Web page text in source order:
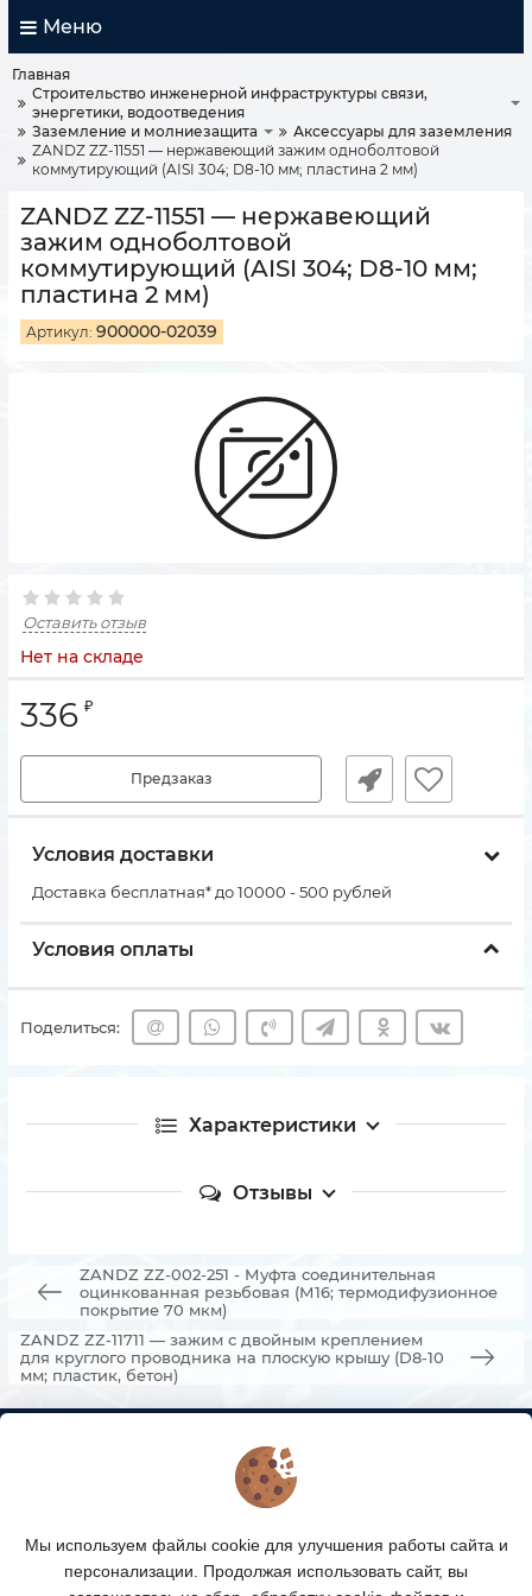
Меню
Главная
Строительство инженерной инфраструктуры связи,
энергетики, водоотведения
Заземление и молниезащита
Аксессуары для заземления
ZANDZ ZZ-11551 — нержавеющий зажим одноболтовой
коммутирующий (AISI 304; D8-10 мм; пластина 2 мм)
ZANDZ ZZ-11551 — нержавеющий
зажим одноболтовой
коммутирующий (AISI 304; D8-10 мм;
пластина 2 мм)
Артикул: 900000-02039
Оставить отзыв
Нет на складе
336 ₽
Предзаказ
Условия доставки
Доставка бесплатная* до 10000 - 500 рублей
Условия оплаты
Поделиться:
Характеристики
Отзывы
ZANDZ ZZ-002-251 - Муфта соединительная
оцинкованная резьбовая (М16; термодифузионное
покрытие 70 мкм)
ZANDZ ZZ-11711 — зажим с двойным креплением
для круглого проводника на плоскую крышу (D8-10
мм; пластик, бетон)
КАТАЛОГ ТОВАРОВ
Мы используем файлы cookie для улучшения работы сайта и
персонализации. Продолжая использовать сайт, вы